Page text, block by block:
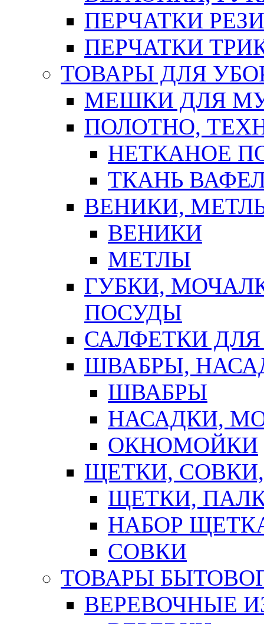
ПЕРЧАТКИ
ПЕРЧАТКИ
ТОВАРЫ ДЛЯ
МЕШКИ ДЛЯ
ПОЛОТНО,
НЕТКАНОЕ
ТКАНЬ
ВЕНИКИ,
ВЕНИКИ
МЕТЛЫ
ГУБКИ,
ПОСУДЫ
САЛФЕТКИ
ШВАБРЫ,
ШВАБРЫ
НАСАДКИ,
ОКНОМОЙКИ
ЩЕТКИ,
ЩЕТКИ,
НАБОР
СОВКИ
ТОВАРЫ
ВЕРЕВОЧНЫЕ